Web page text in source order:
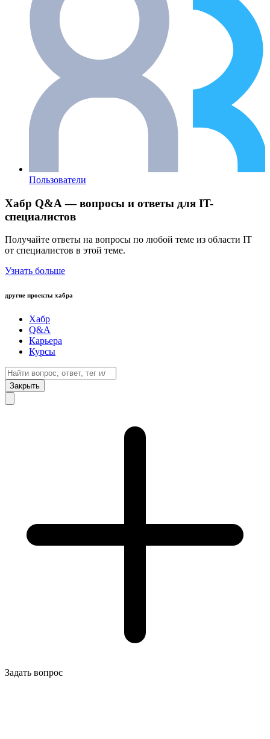
Пользователи
Хабр Q&A — вопросы и ответы для IT-
специалистов
Получайте ответы на вопросы по любой теме из области IT
от специалистов в этой теме.
Узнать больше
другие проекты хабра
Хабр
Q&A
Карьера
Курсы
Закрыть
Задать вопрос